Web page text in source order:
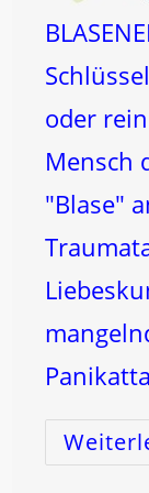
oder
Mensch
"Blase"